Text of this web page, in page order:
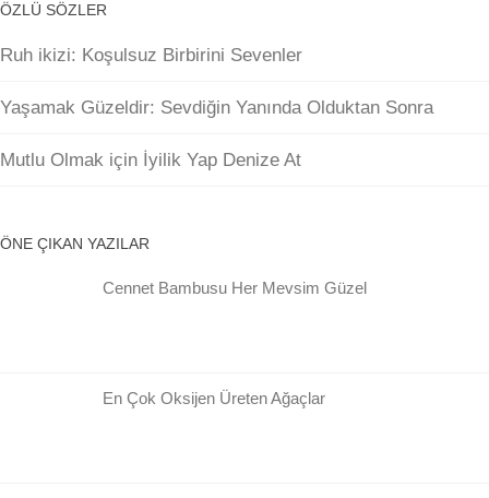
ÖZLÜ SÖZLER
Ruh ikizi: Koşulsuz Birbirini Sevenler
Yaşamak Güzeldir: Sevdiğin Yanında Olduktan Sonra
Mutlu Olmak için İyilik Yap Denize At
ÖNE ÇIKAN YAZILAR
Cennet Bambusu Her Mevsim Güzel
En Çok Oksijen Üreten Ağaçlar